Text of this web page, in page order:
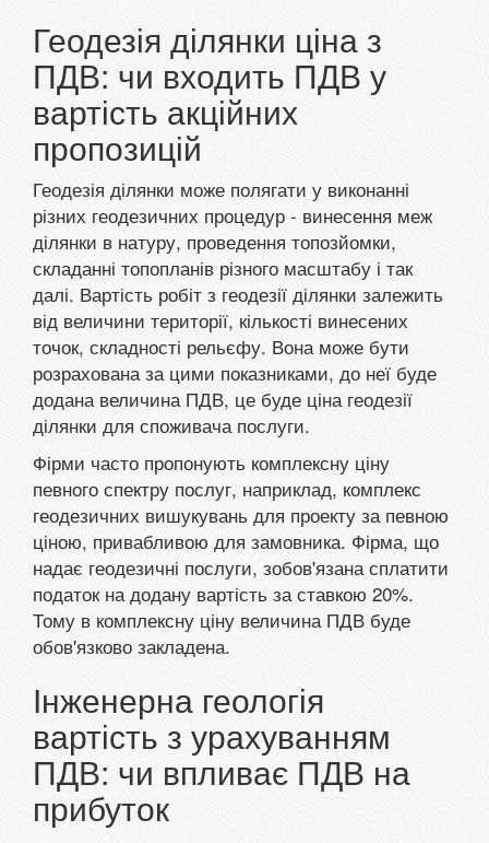
Геодезія ділянки ціна з
ПДВ: чи входить ПДВ у
вартість акційних
пропозицій
Геодезія ділянки може полягати у виконанні
різних геодезичних процедур - винесення меж
ділянки в натуру, проведення топозйомки,
складанні топопланів різного масштабу і так
далі. Вартість робіт з геодезії ділянки залежить
від величини території, кількості винесених
точок, складності рельєфу. Вона може бути
розрахована за цими показниками, до неї буде
додана величина ПДВ, це буде ціна геодезії
ділянки для споживача послуги.
Фірми часто пропонують комплексну ціну
певного спектру послуг, наприклад, комплекс
геодезичних вишукувань для проекту за певною
ціною, привабливою для замовника. Фірма, що
надає геодезичні послуги, зобов'язана сплатити
податок на додану вартість за ставкою 20%.
Тому в комплексну ціну величина ПДВ буде
обов'язково закладена.
Інженерна геологія
вартість з урахуванням
ПДВ: чи впливає ПДВ на
прибуток